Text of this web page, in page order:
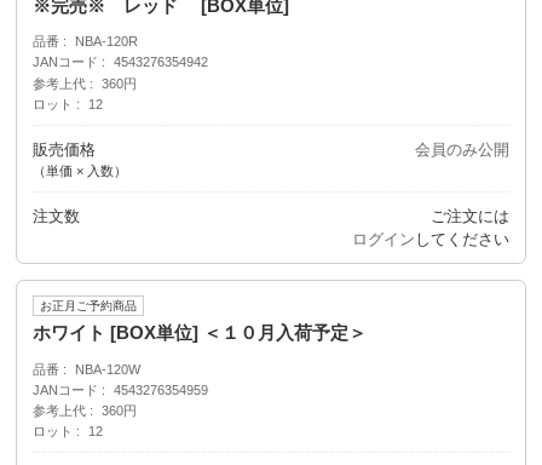
※完売※ レッド [BOX単位]
品番
NBA-120R
JANコード
4543276354942
参考上代
360円
ロット
12
販売価格
（単価 × 入数）
会員のみ公開
注文数
ご注文には
ログイン してください
お正月ご予約商品
ホワイト [BOX単位] ＜１０月入荷予定＞
品番
NBA-120W
JANコード
4543276354959
参考上代
360円
ロット
12